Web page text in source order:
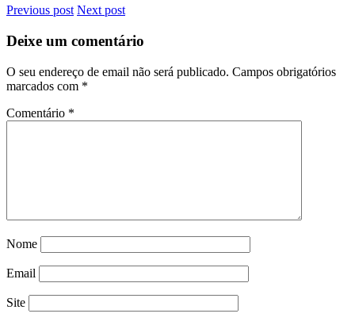
Previous post Next post
Deixe um comentário
O seu endereço de email não será publicado. Campos obrigatórios
marcados com *
Comentário *
Nome
Email
Site